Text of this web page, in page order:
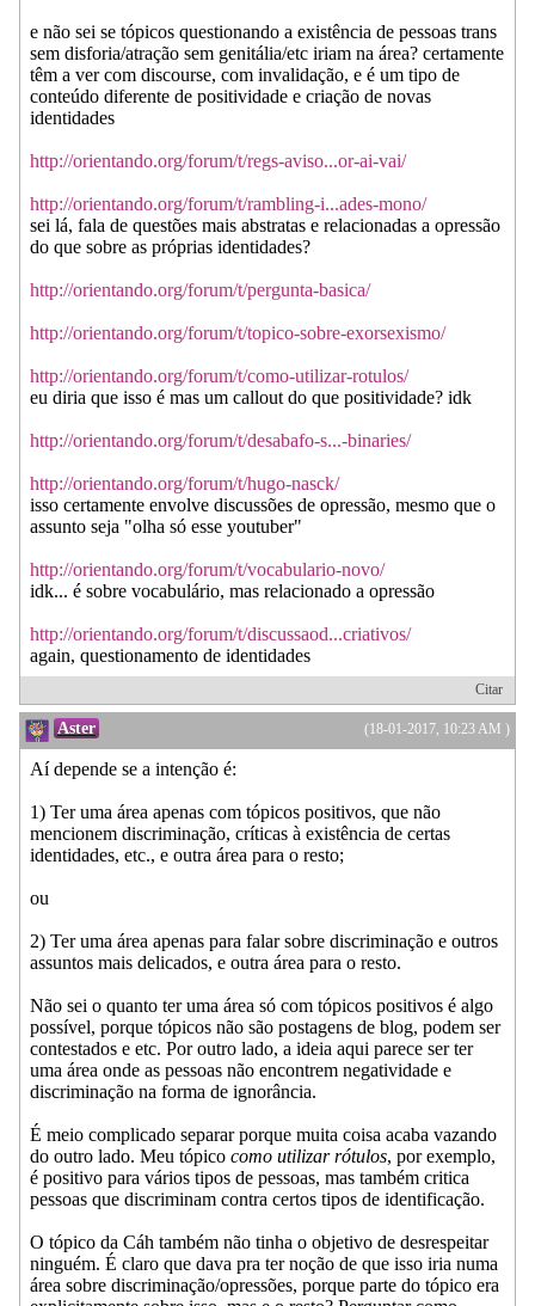
e não sei se tópicos questionando a existência de pessoas trans
sem disforia/atração sem genitália/etc iriam na área? certamente
têm a ver com discourse, com invalidação, e é um tipo de
conteúdo diferente de positividade e criação de novas
identidades
http://orientando.org/forum/t/regs-aviso...or-ai-vai/
http://orientando.org/forum/t/rambling-i...ades-mono/
sei lá, fala de questões mais abstratas e relacionadas a opressão
do que sobre as próprias identidades?
http://orientando.org/forum/t/pergunta-basica/
http://orientando.org/forum/t/topico-sobre-exorsexismo/
http://orientando.org/forum/t/como-utilizar-rotulos/
eu diria que isso é mas um callout do que positividade? idk
http://orientando.org/forum/t/desabafo-s...-binaries/
http://orientando.org/forum/t/hugo-nasck/
isso certamente envolve discussões de opressão, mesmo que o
assunto seja "olha só esse youtuber"
http://orientando.org/forum/t/vocabulario-novo/
idk... é sobre vocabulário, mas relacionado a opressão
http://orientando.org/forum/t/discussaod...criativos/
again, questionamento de identidades
Citar
(18-01-2017, 10:23 AM )
Aster
Aí depende se a intenção é:
1) Ter uma área apenas com tópicos positivos, que não
mencionem discriminação, críticas à existência de certas
identidades, etc., e outra área para o resto;
ou
2) Ter uma área apenas para falar sobre discriminação e outros
assuntos mais delicados, e outra área para o resto.
Não sei o quanto ter uma área só com tópicos positivos é algo
possível, porque tópicos não são postagens de blog, podem ser
contestados e etc. Por outro lado, a ideia aqui parece ser ter
uma área onde as pessoas não encontrem negatividade e
discriminação na forma de ignorância.
É meio complicado separar porque muita coisa acaba vazando
do outro lado. Meu tópico como utilizar rótulos, por exemplo,
é positivo para vários tipos de pessoas, mas também critica
pessoas que discriminam contra certos tipos de identificação.
O tópico da Cáh também não tinha o objetivo de desrespeitar
ninguém. É claro que dava pra ter noção de que isso iria numa
área sobre discriminação/opressões, porque parte do tópico era